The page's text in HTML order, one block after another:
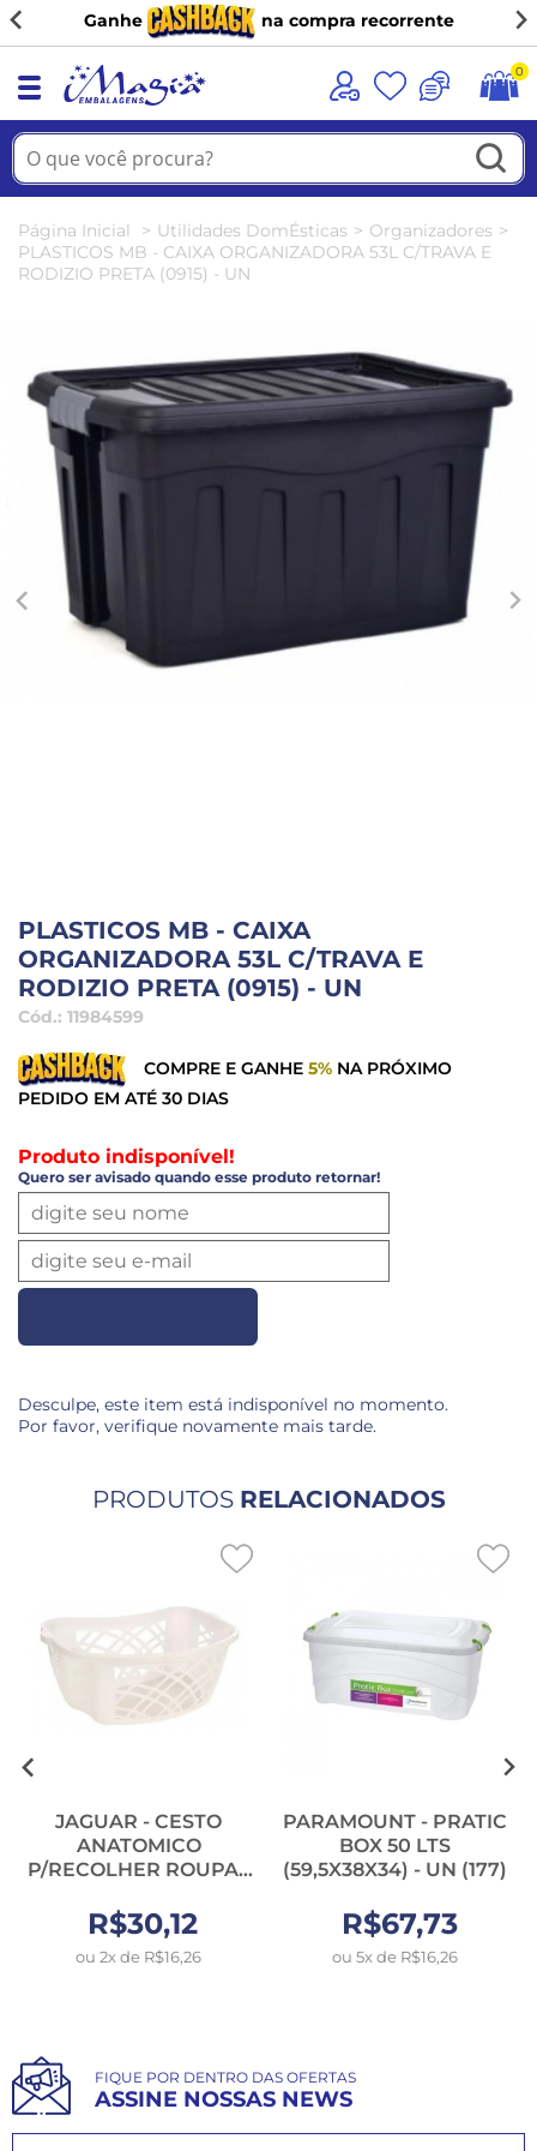
Ganhe na compra recorrente
0
Página Inicial Utilidades DomÉsticas
Organizadores
PLASTICOS MB - CAIXA ORGANIZADORA 53L C/TRAVA E
RODIZIO PRETA (0915) - UN
PLASTICOS MB - CAIXA
ORGANIZADORA 53L C/TRAVA E
RODIZIO PRETA (0915) - UN
Cód.: 11984599
COMPRE E GANHE 5% NA PRÓXIMO
PEDIDO EM ATÉ 30 DIAS
Produto indisponível!
Quero ser avisado quando esse produto retornar!
Desculpe, este item está indisponível no momento.
Por favor, verifique novamente mais tarde.
PRODUTOS RELACIONADOS
JAGUAR - CESTO
ANATOMICO
P/RECOLHER ROUPAS
R$30,12
ou 2x de R$16,26
PARAMOUNT - PRATIC
BOX 50 LTS
(59,5X38X34) - UN (177)
R$67,73
ou 5x de R$16,26
FIQUE POR DENTRO DAS OFERTAS
ASSINE NOSSAS NEWS